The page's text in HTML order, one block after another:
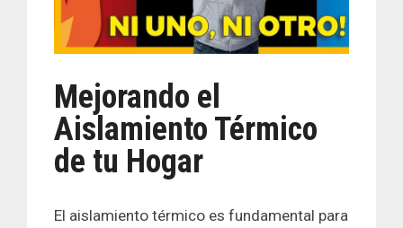
Mejorando el
Aislamiento Térmico
de tu Hogar
El aislamiento térmico es fundamental para